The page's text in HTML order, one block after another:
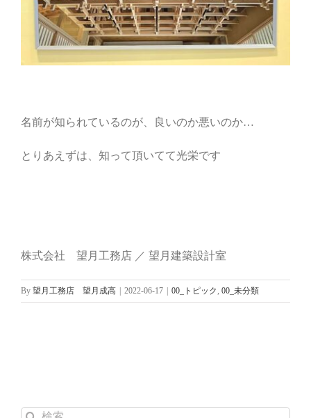
名前が知られているのが、良いのか悪いのか…
とりあえずは、知って頂いてて光栄です
株式会社 望月工務店 ／ 望月建築設計室
By 望月工務店 望月成高 2022-06-17 00_トピック, 00_未分類
検